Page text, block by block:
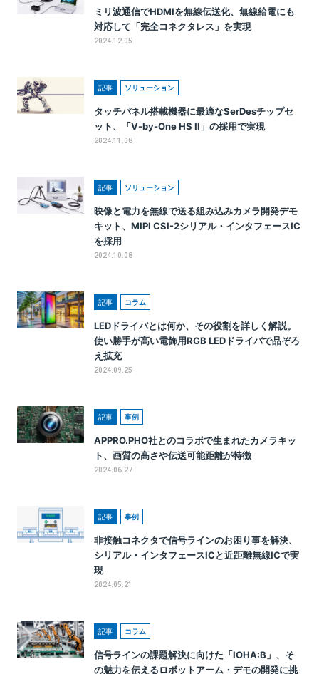
ミリ波通信でHDMIを無線伝送化、無線給電にも
対応して「完全コネクタレス」を実現
2024.12.05
記事 ソリューション
タッチパネル搭載機器に最適なSerDesチップセ
ット、「V-by-One HS II」の採用で実現
2024.11.08
記事 ソリューション
映像と電力を無線で送る組み込みカメラ開発デモ
キット、MIPI CSI-2シリアル・インタフェースIC
を採用
2024.10.08
記事 コラム
LEDドライバとは何か、その役割を詳しく解説。
使い勝手が高い電飾用RGB LEDドライバで品ぞろ
え拡充
2024.09.25
記事 事例
APPRO.PHO社とのコラボで生まれたカメラキッ
ト、画質の高さや伝送可能距離が特徴
2024.06.27
記事 事例
非接触コネクタで信号ラインのお困り事を解決、
シリアル・インタフェースICと近距離無線ICで実
現
2024.05.21
記事 コラム
信号ラインの課題解決に向けた「IOHA:B」、そ
の魅力を伝えるロボットアーム・デモの開発に挑